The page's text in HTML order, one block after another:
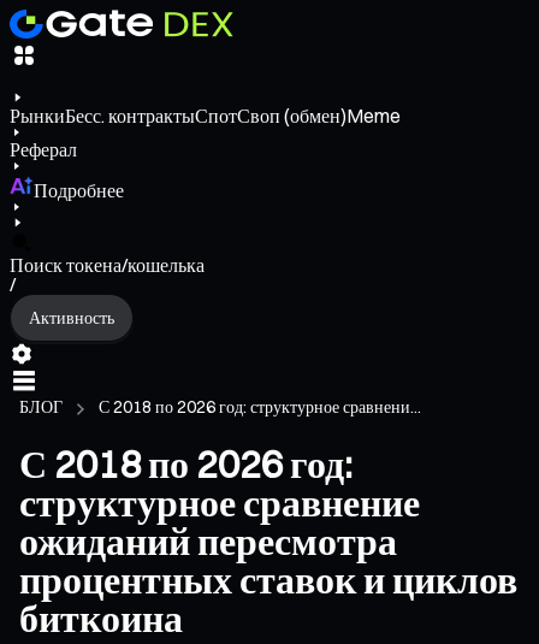
РынкиБесс. контрактыСпотСвоп (обмен)Meme
Реферал
Подробнее
Поиск токена/кошелька
/
Активность
БЛОГ С 2018 по 2026 год: структурное сравнени...
С 2018 по 2026 год:
структурное сравнение
ожиданий пересмотра
процентных ставок и циклов
биткоина